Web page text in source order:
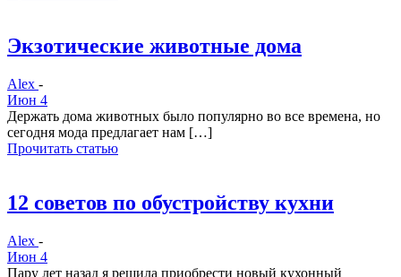
Экзотические животные дома
Alex -
Июн 4
Держать дома животных было популярно во все времена, но
сегодня мода предлагает нам […]
Прочитать статью
12 советов по обустройству кухни
Alex -
Июн 4
Пару лет назад я решила приобрести новый кухонный